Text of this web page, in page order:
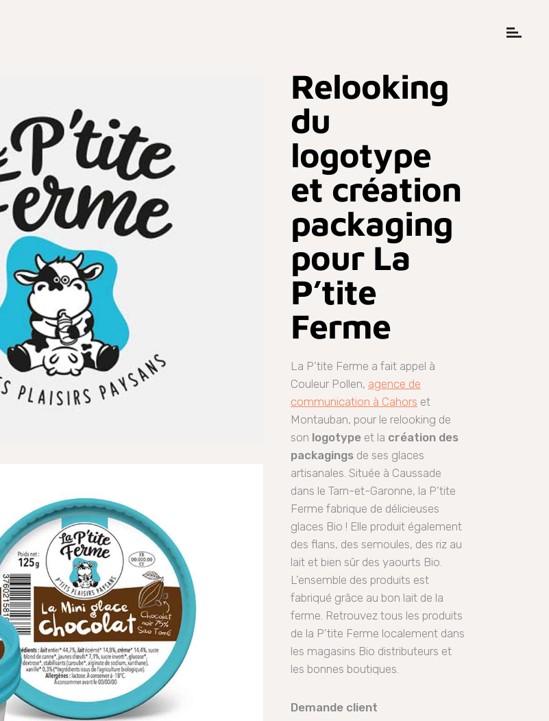
Relooking
du
logotype
et création
packaging
pour La
P’tite
Ferme
La P’tite Ferme a fait appel à
Couleur Pollen, agence de
communication à Cahors et
Montauban, pour le relooking de
son logotype et la création des
packagings de ses glaces
artisanales. Située à Caussade
dans le Tarn-et-Garonne, la P’tite
Ferme fabrique de délicieuses
glaces Bio ! Elle produit également
des flans, des semoules, des riz au
lait et bien sûr des yaourts Bio.
L’ensemble des produits est
fabriqué grâce au bon lait de la
ferme. Retrouvez tous les produits
de la P’tite Ferme localement dans
les magasins Bio distributeurs et
les bonnes boutiques.
Demande client